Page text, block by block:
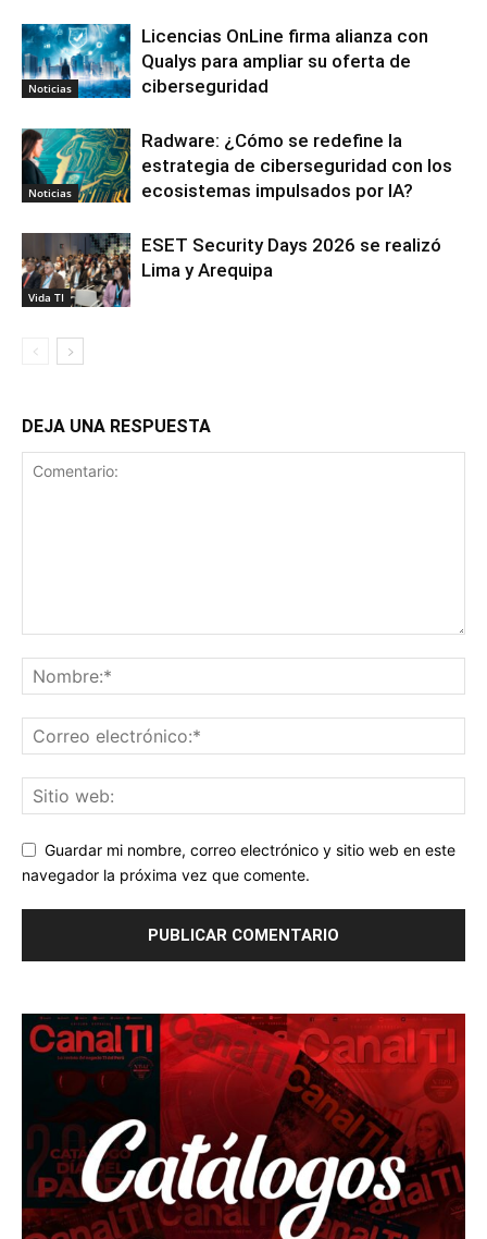
Noticias
Licencias OnLine firma alianza con
Qualys para ampliar su oferta de
ciberseguridad
Noticias
Radware: ¿Cómo se redefine la
estrategia de ciberseguridad con los
ecosistemas impulsados por IA?
Vida TI
ESET Security Days 2026 se realizó
Lima y Arequipa
DEJA UNA RESPUESTA
Guardar mi nombre, correo electrónico y sitio web en este
navegador la próxima vez que comente.